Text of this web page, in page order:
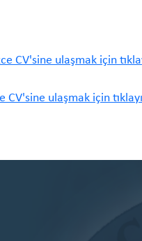
CV'sine ulaşmak için
ulaşmak için